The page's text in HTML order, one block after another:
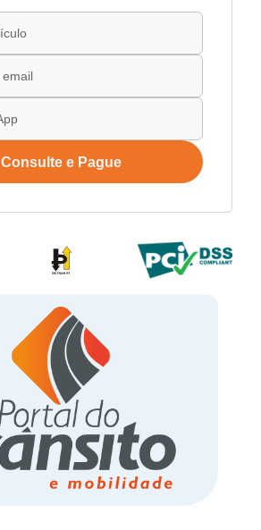
Consulte e Pague